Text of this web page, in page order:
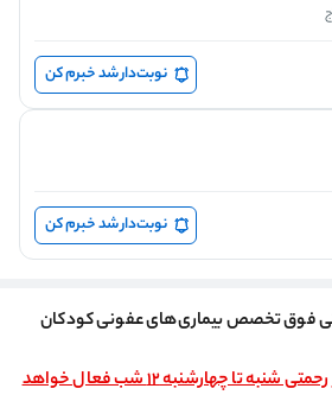
نوبت‌دار شد خبرم کن
نوبت‌دار شد خبرم کن
فوق تخصص بیماری‌های عفونی کودکان
نوبت دهی دکتر محمد باقر رحمتی شنبه تا چهارشنبه 12 شب فعال خواهد